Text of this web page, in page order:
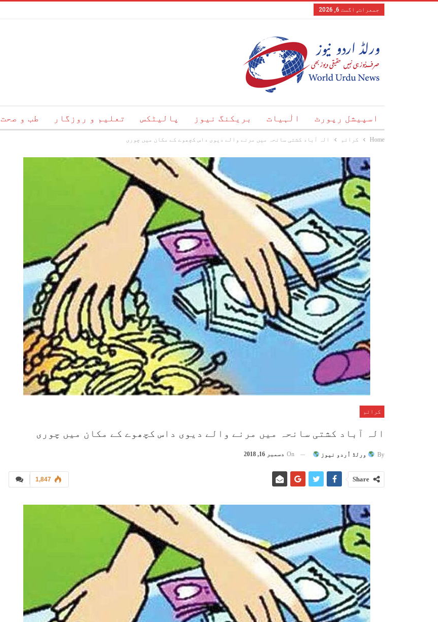
جمعرات, اگست 6, 2026
اسپیشل رپورٹ الٰہیات بریکنگ نیوز پالیٹکس تعلیم و روزگار طب و صحت
Home کرائم الہ آباد کشتی سانحہ میں مرنے والے دیوی داس کچھوے کے مکان میں چوری
کرائم
الہ آباد کشتی سانحہ میں مرنے والے دیوی داس کچھوے کے مکان میں چوری
By ورلڈ اُردو نیوز On دسمبر 16, 2018
1,847 Share